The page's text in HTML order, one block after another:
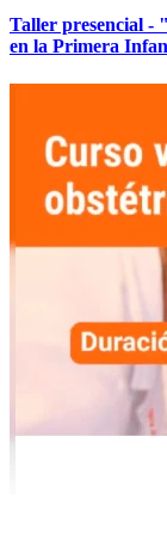
Taller presencial -
en la Primera